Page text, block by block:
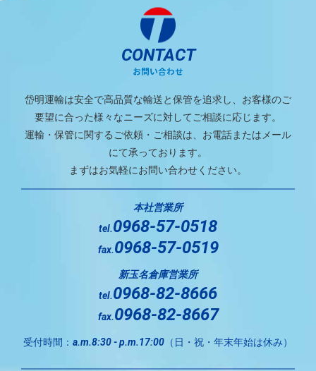
CONTACT
お問い合わせ
岱明運輸は安全で高品質な輸送と保管を追求し、お客様のご
要望に合った様々なニーズに対してご相談に応じます。
運輸・保管に関するご依頼・ご相談は、お電話またはメール
にて承っております。
まずはお気軽にお問い合わせください。
本社営業所
tel.0968-57-0518
fax.0968-57-0519
新玉名倉庫営業所
tel.0968-82-8666
fax.0968-82-8667
受付時間： a.m.8:30 - p.m.17:00 （日・祝・年末年始は休み）